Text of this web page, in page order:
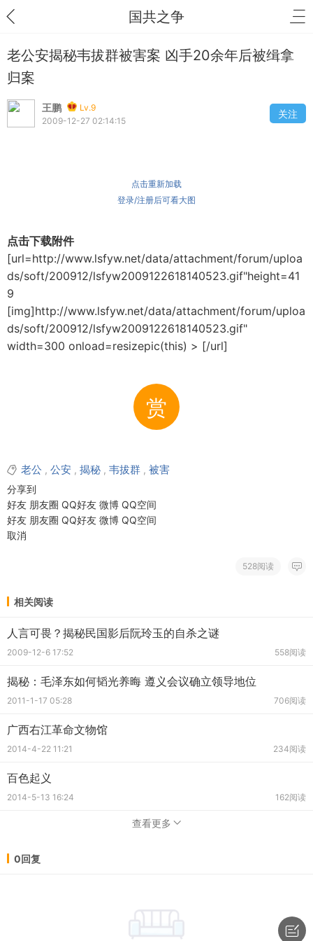
国共之争
老公安揭秘韦拔群被害案 凶手20余年后被缉拿
归案
王鹏
Lv.9
2009-12-27 02:14:15
关注
点击重新加载
登录/注册后可看大图
点击下载附件
[url=http://www.lsfyw.net/data/attachment/forum/uploa
ds/soft/200912/lsfyw2009122618140523.gif"height=41
9
[img]http://www.lsfyw.net/data/attachment/forum/uploa
ds/soft/200912/lsfyw2009122618140523.gif"
width=300 onload=resizepic(this) > [/url]
赏
老公 , 公安 , 揭秘 , 韦拔群 , 被害
分享到
好友 朋友圈 QQ好友 微博 QQ空间
好友 朋友圈 QQ好友 微博 QQ空间
取消
528阅读
相关阅读
人言可畏？揭秘民国影后阮玲玉的自杀之谜
2009-12-6 17:52 558阅读
揭秘：毛泽东如何韬光养晦 遵义会议确立领导地位
2011-1-17 05:28 706阅读
广西右江革命文物馆
2014-4-22 11:21 234阅读
百色起义
2014-5-13 16:24 162阅读
查看更多
0回复